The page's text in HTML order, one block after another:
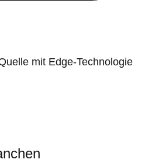
mit Edge-Technologie